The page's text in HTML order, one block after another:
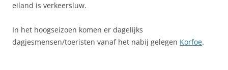
eiland is verkeersluw.
In het hoogseizoen komen er dagelijks
dagjesmensen/toeristen vanaf het nabij gelegen Korfoe.